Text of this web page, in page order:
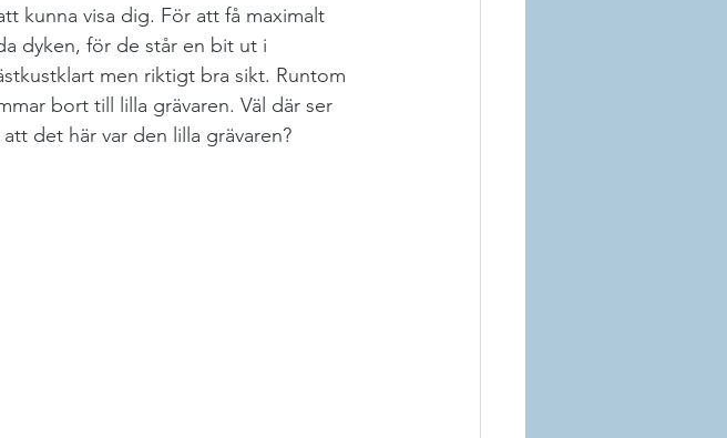
kunna visa dig. För att få maximalt
dyken, för de står en bit ut i
men riktigt bra sikt. Runtom
bort till lilla grävaren. Väl där ser
det här var den lilla grävaren?